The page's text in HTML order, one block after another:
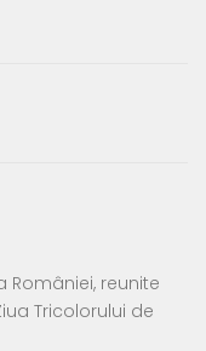
României, reunite
Tricolorului de